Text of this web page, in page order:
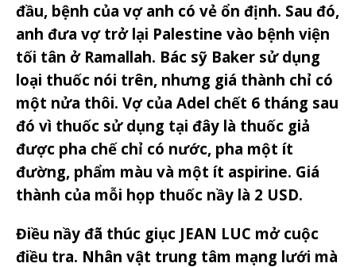
đầu, bệnh của vợ anh có vẻ ổn định. Sau đó,
anh đưa vợ trở lại Palestine vào bệnh viện
tối tân ở Ramallah. Bác sỹ Baker sử dụng
loại thuốc nói trên, nhưng giá thành chỉ có
một nửa thôi. Vợ của Adel chết 6 tháng sau
đó vì thuốc sử dụng tại đây là thuốc giả
được pha chế chỉ có nước, pha một ít
đường, phẩm màu và một ít aspirine. Giá
thành của mỗi họp thuốc nầy là 2 USD.
Điều nầy đã thúc giục JEAN LUC mở cuộc
điều tra. Nhân vật trung tâm mạng lưới mà